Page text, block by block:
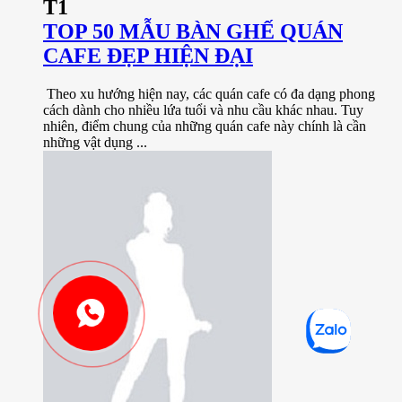
T1
TOP 50 MẪU BÀN GHẾ QUÁN
CAFE ĐẸP HIỆN ĐẠI
Theo xu hướng hiện nay, các quán cafe có đa dạng phong
cách dành cho nhiều lứa tuổi và nhu cầu khác nhau. Tuy
nhiên, điểm chung của những quán cafe này chính là cần
những vật dụng ...